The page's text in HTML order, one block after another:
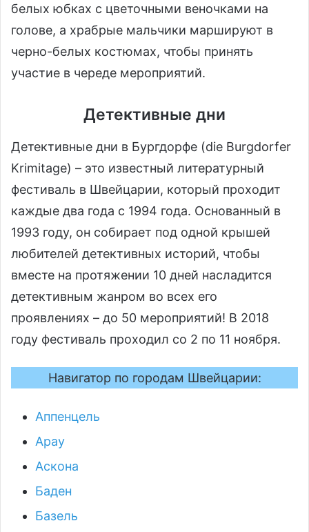
белых юбках с цветочными веночками на
голове, а храбрые мальчики маршируют в
черно-белых костюмах, чтобы принять
участие в череде мероприятий.
Детективные дни
Детективные дни в Бургдорфе (die Burgdorfer
Krimitage) – это известный литературный
фестиваль в Швейцарии, который проходит
каждые два года с 1994 года. Основанный в
1993 году, он собирает под одной крышей
любителей детективных историй, чтобы
вместе на протяжении 10 дней насладится
детективным жанром во всех его
проявлениях – до 50 мероприятий! В 2018
году фестиваль проходил со 2 по 11 ноября.
Навигатор по городам Швейцарии:
Аппенцель
Арау
Аскона
Баден
Базель